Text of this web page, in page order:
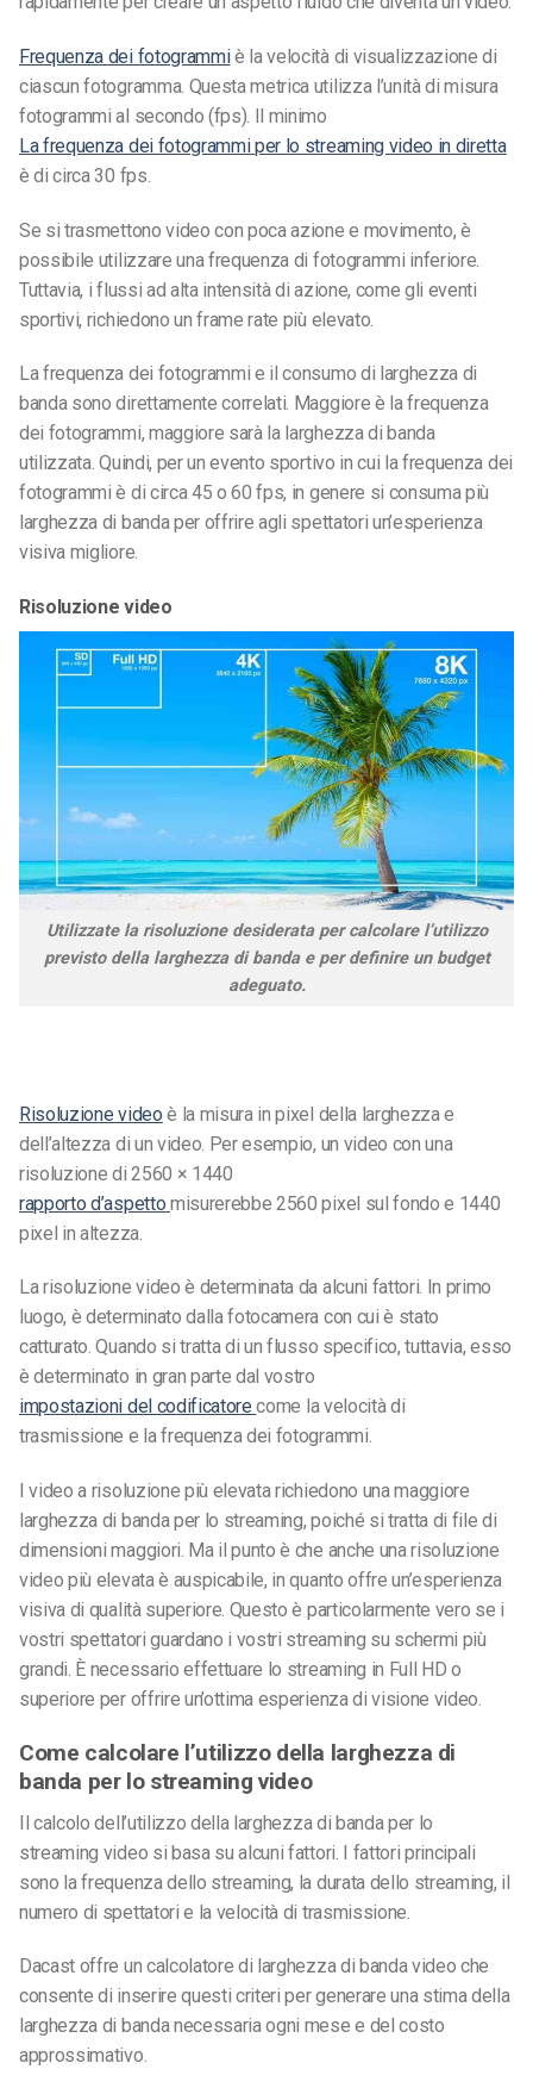
Frequenza dei fotogrammiè la velocità di visualizzazione di
ciascun fotogramma. Questa metrica utilizza l’unità di misura
fotogrammi al secondo (fps). Il minimo
La frequenza dei fotogrammi per lo streaming video in diretta
è di circa 30 fps.
Se si trasmettono video con poca azione e movimento, è
possibile utilizzare una frequenza di fotogrammi inferiore.
Tuttavia, i flussi ad alta intensità di azione, come gli eventi
sportivi, richiedono un frame rate più elevato.
La frequenza dei fotogrammi e il consumo di larghezza di
banda sono direttamente correlati. Maggiore è la frequenza
dei fotogrammi, maggiore sarà la larghezza di banda
utilizzata.Quindi, per un evento sportivo in cui la frequenza dei
fotogrammi è di circa 45 o 60 fps, in genere si consuma più
larghezza di banda per offrire agli spettatori un’esperienza
visiva migliore.
Risoluzione video
Utilizzate la risoluzione desiderata per calcolare l’utilizzo
previsto della larghezza di banda e per definire un budget
adeguato.
Risoluzione video è la misura in pixel della larghezza e
dell’altezza di un video. Per esempio, un video con una
risoluzione di 2560 × 1440
rapporto d’aspetto misurerebbe 2560 pixel sul fondo e 1440
pixel in altezza.
La risoluzione video è determinata da alcuni fattori. In primo
luogo, è determinato dalla fotocamera con cui è stato
catturato. Quando si tratta di un flusso specifico, tuttavia, esso
è determinato in gran parte dal vostro
impostazioni del codificatore come la velocità di
trasmissione e la frequenza dei fotogrammi.
I video a risoluzione più elevata richiedono una maggiore
larghezza di banda per lo streaming, poiché si tratta di file di
dimensioni maggiori. Ma il punto è che anche una risoluzione
video più elevata è auspicabile, in quanto offre un’esperienza
visiva di qualità superiore. Questo è particolarmente vero se i
vostri spettatori guardano i vostri streaming su schermi più
grandi. È necessario effettuare lo streaming in Full HD o
superiore per offrire un’ottima esperienza di visione video.
Come calcolare l’utilizzo della larghezza di
banda per lo streaming video
Il calcolo dell’utilizzo della larghezza di banda per lo
streaming video si basa su alcuni fattori. I fattori principali
sono la frequenza dello streaming, la durata dello streaming, il
numero di spettatori e la velocità di trasmissione.
Dacast offre un calcolatore di larghezza di banda video che
consente di inserire questi criteri per generare una stima della
larghezza di banda necessaria ogni mese e del costo
approssimativo.